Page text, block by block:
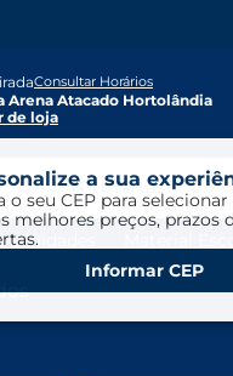
Consultar Horários
Arena Atacado Hortolândia
de loja
a sua
o seu CEP para
melhores preços, prazos
Informar CEP
Ofertas
Utilidades Material